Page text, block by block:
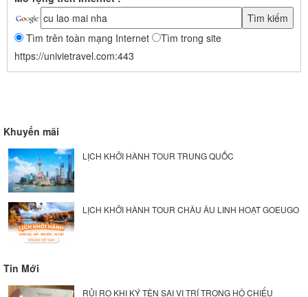
Tìm trên toàn mạng Internet
Tìm trong site
https://univietravel.com:443
Khuyến mãi
LỊCH KHỞI HÀNH TOUR TRUNG QUỐC
LỊCH KHỞI HÀNH TOUR CHÂU ÂU LINH HOẠT GOEUGO
Tin Mới
RỦI RO KHI KÝ TÊN SAI VỊ TRÍ TRONG HỘ CHIẾU